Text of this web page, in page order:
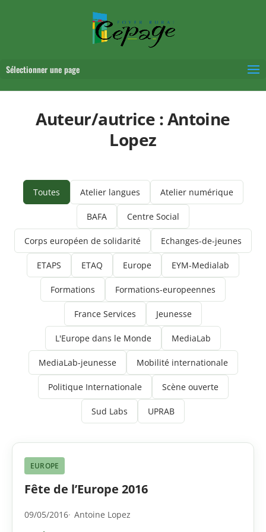
Sélectionner une page
Auteur/autrice :Antoine
Lopez
Toutes Atelier langues Atelier numérique
BAFA Centre Social
Corps européen de solidarité Echanges-de-jeunes
ETAPS ETAQ Europe EYM-Medialab
Formations Formations-europeennes
France Services Jeunesse
L'Europe dans le Monde MediaLab
MediaLab-jeunesse Mobilité internationale
Politique Internationale Scène ouverte
Sud Labs UPRAB
EUROPE
Fête de l’Europe 2016
09/05/2016 Antoine Lopez